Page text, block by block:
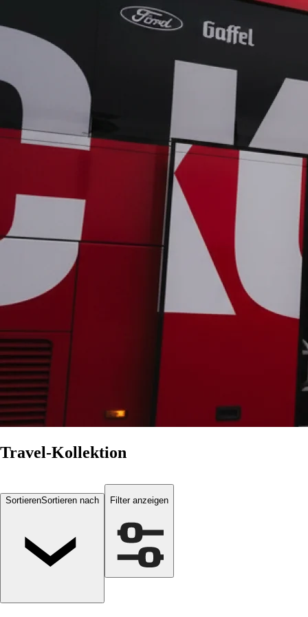
Travel-Kollektion
SortierenSortieren nach Filter anzeigen